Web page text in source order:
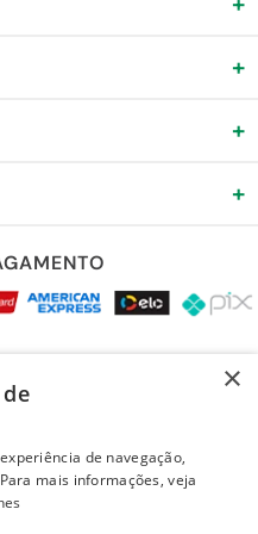
+
+
+
×
de navegação,
mais informações, veja